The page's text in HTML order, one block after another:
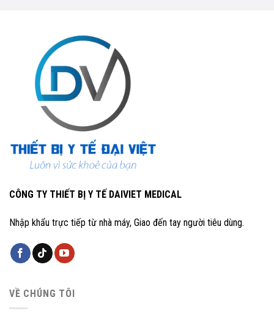
CÔNG TY THIẾT BỊ Y TẾ DAIVIET MEDICAL
Nhập khẩu trực tiếp từ nhà máy, Giao đến tay người tiêu dùng.
VỀ CHÚNG TÔI